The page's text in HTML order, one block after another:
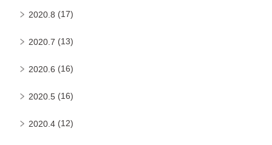
2020.8 (17)
2020.7 (13)
2020.6 (16)
2020.5 (16)
2020.4 (12)